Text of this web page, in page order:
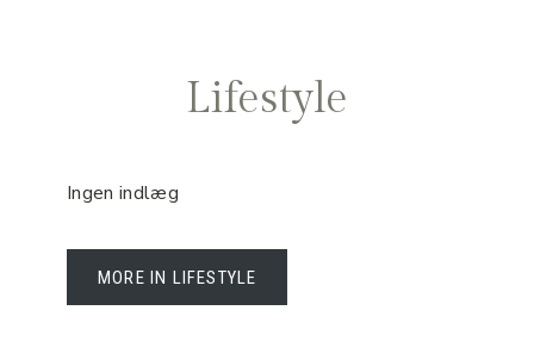
Lifestyle
Ingen indlæg
MORE IN LIFESTYLE